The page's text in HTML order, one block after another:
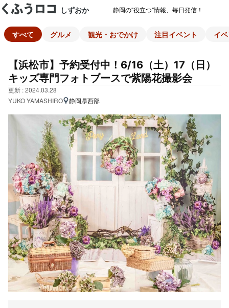
しずおか 静岡の"役立つ"情報、毎日発信！
すべて グルメ 観光・おでかけ 注目イベント イ
【浜松市】予約受付中！6/16（土）17（日）
キッズ専門フォトブースで紫陽花撮影会
更新 : 2024.03.28
YUKO YAMASHIRO
静岡県西部